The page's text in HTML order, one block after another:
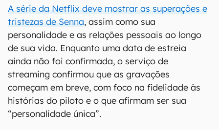
A série da Netflix deve mostrar as superações e
tristezas de Senna, assim como sua
personalidade e as relações pessoais ao longo
de sua vida. Enquanto uma data de estreia
ainda não foi confirmada, o serviço de
streaming confirmou que as gravações
começam em breve, com foco na fidelidade às
histórias do piloto e o que afirmam ser sua
“personalidade única”.